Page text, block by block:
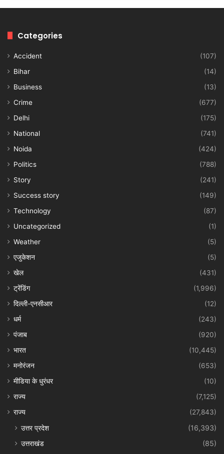
Categories
Accident
(107)
Bihar
(14)
Business
(13)
Crime
(677)
Delhi
(175)
National
(741)
Noida
(424)
Politics
(788)
Story
(241)
Success story
(149)
Technology
(87)
Uncategorized
(1)
Weather
(5)
एजुकेशन
(5)
खेल
(431)
ट्रेंडिंग
(1,996)
दिल्ली-एनसीआर
(12)
धर्म
(243)
पंजाब
(920)
भारत
(10,445)
मनोरंजन
(653)
मीडिया के धुरंधर
(10)
राज्य
(7,125)
राज्य
(27,843)
उत्तर प्रदेश
(16,393)
उत्तराखंड
(85)